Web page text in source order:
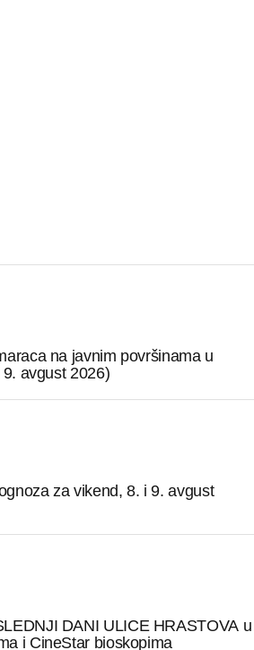
na javnim površinama u
avgust 2026)
za vikend, 8. i 9. avgust
DANI ULICE HRASTOVA u
i CineStar bioskopima